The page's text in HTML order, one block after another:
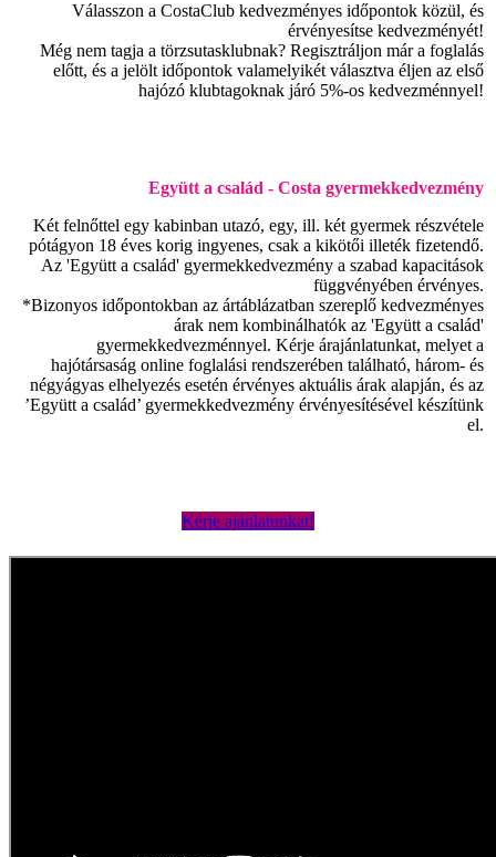
Válasszon a CostaClub kedvezményes időpontok közül, és
érvényesítse kedvezményét!
Még nem tagja a törzsutasklubnak? Regisztráljon már a foglalás
előtt, és a jelölt időpontok valamelyikét választva éljen az első
hajózó klubtagoknak járó 5%-os kedvezménnyel!
Együtt a család - Costa gyermekkedvezmény
Két felnőttel egy kabinban utazó, egy, ill. két gyermek részvétele
pótágyon 18 éves korig ingyenes, csak a kikötői illeték fizetendő.
Az 'Együtt a család' gyermekkedvezmény a szabad kapacitások
függvényében érvényes.
*Bizonyos időpontokban az ártáblázatban szereplő kedvezményes
árak nem kombinálhatók az 'Együtt a család'
gyermekkedvezménnyel. Kérje árajánlatunkat, melyet a
hajótársaság online foglalási rendszerében található, három- és
négyágyas elhelyezés esetén érvényes aktuális árak alapján, és az
’Együtt a család’ gyermekkedvezmény érvényesítésével készítünk
el.
Kérje ajánlatunkat!